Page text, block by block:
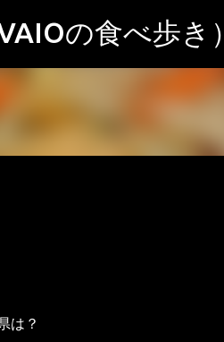
してメイン コンテンツに移動
の食べ歩き）
は？